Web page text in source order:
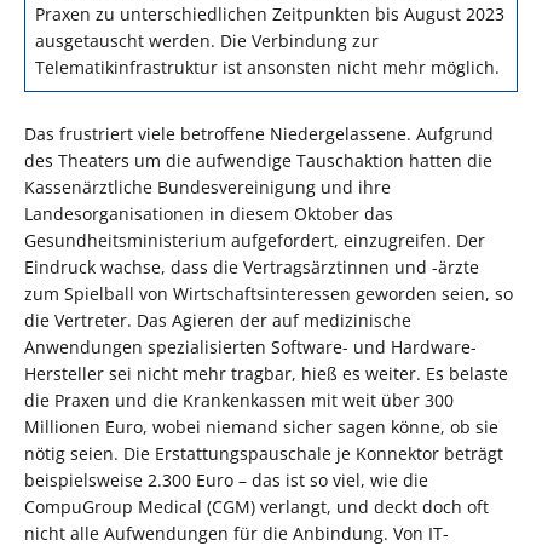
Praxen zu unterschiedlichen Zeitpunkten bis August 2023
ausgetauscht werden. Die Verbindung zur
Telematikinfrastruktur ist ansonsten nicht mehr möglich.
Das frustriert viele betroffene Niedergelassene. Aufgrund
des Theaters um die aufwendige Tauschaktion hatten die
Kassenärztliche Bundesvereinigung und ihre
Landesorganisationen in diesem Oktober das
Gesundheitsministerium aufgefordert, einzugreifen. Der
Eindruck wachse, dass die Vertragsärztinnen und -ärzte
zum Spielball von Wirtschaftsinteressen geworden seien, so
die Vertreter. Das Agieren der auf medizinische
Anwendungen spezialisierten Software- und Hardware-
Hersteller sei nicht mehr tragbar, hieß es weiter. Es belaste
die Praxen und die Krankenkassen mit weit über 300
Millionen Euro, wobei niemand sicher sagen könne, ob sie
nötig seien. Die Erstattungspauschale je Konnektor beträgt
beispielsweise 2.300 Euro – das ist so viel, wie die
CompuGroup Medical (CGM) verlangt, und deckt doch oft
nicht alle Aufwendungen für die Anbindung. Von IT-